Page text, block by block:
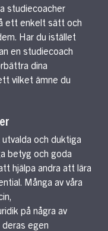
studiecoacher
ett enkelt sätt och
Har du istället
en studiecoach
dina
vilket ämne du
och duktiga
betyg och goda
hjälpa andra att lära
Många av våra
på några av
egen